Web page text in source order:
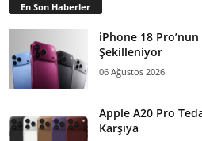
En Son Haberler
iPhone 18 Pro’nun
Şekilleniyor
06 Ağustos 2026
Apple A20 Pro
Karşıya